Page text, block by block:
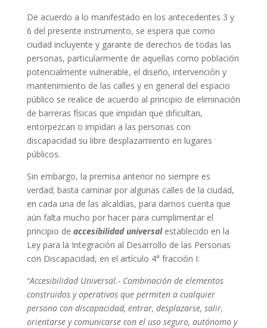
De acuerdo a lo manifestado en los antecedentes 3 y
6 del presente instrumento, se espera que como
ciudad incluyente y garante de derechos de todas las
personas, particularmente de aquellas como población
potencialmente vulnerable, el diseño, intervención y
mantenimiento de las calles y en general del espacio
público se realice de acuerdo al principio de eliminación
de barreras físicas que impidan que dificultan,
entorpezcan o impidan a las personas con
discapacidad su libre desplazamiento en lugares
públicos.
Sin embargo, la premisa anterior no siempre es
verdad; basta caminar por algunas calles de la ciudad,
en cada una de las alcaldías, para darnos cuenta que
aún falta mucho por hacer para cumplimentar el
principio de accesibilidad universalestablecido en la
Ley para la Integración al Desarrollo de las Personas
con Discapacidad, en el artículo 4° fracción I:
“Accesibilidad Universal.- Combinación de elementos
construidos y operativos que permiten a cualquier
persona con discapacidad, entrar, desplazarse, salir,
orientarse y comunicarse con el uso seguro, autónomo y